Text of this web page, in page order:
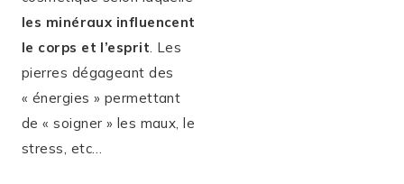
les minéraux influencent
le corps et l’esprit. Les
pierres dégageant des
« énergies » permettant
de « soigner » les maux, le
stress, etc…